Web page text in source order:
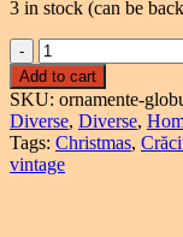
3 in stock (can be
Ornamente
Lace
Christmas
Baubles
quantity
Add to cart
SKU: ornamente-
Diverse, Diverse,
Tags: Christmas,
vintage